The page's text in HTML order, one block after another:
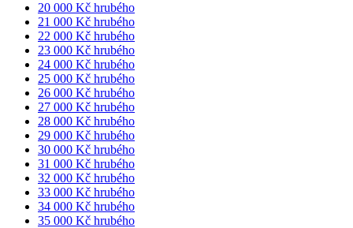
20 000 Kč hrubého
21 000 Kč hrubého
22 000 Kč hrubého
23 000 Kč hrubého
24 000 Kč hrubého
25 000 Kč hrubého
26 000 Kč hrubého
27 000 Kč hrubého
28 000 Kč hrubého
29 000 Kč hrubého
30 000 Kč hrubého
31 000 Kč hrubého
32 000 Kč hrubého
33 000 Kč hrubého
34 000 Kč hrubého
35 000 Kč hrubého